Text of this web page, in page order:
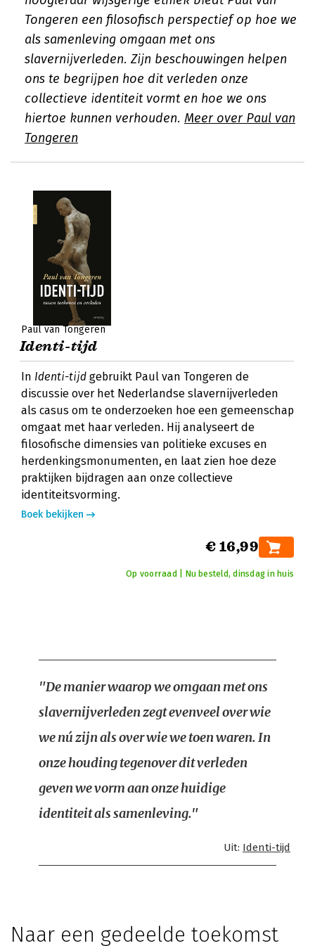
Tongeren een filosofisch perspectief op hoe we
als samenleving omgaan met ons
slavernijverleden. Zijn beschouwingen helpen
ons te begrijpen hoe dit verleden onze
collectieve identiteit vormt en hoe we ons
hiertoe kunnen verhouden. Meer over Paul van
Tongeren
Paul van Tongeren
Identi-tijd
In Identi-tijd gebruikt Paul van Tongeren de
discussie over het Nederlandse slavernijverleden
als casus om te onderzoeken hoe een gemeenschap
omgaat met haar verleden. Hij analyseert de
filosofische dimensies van politieke excuses en
herdenkingsmonumenten, en laat zien hoe deze
praktijken bijdragen aan onze collectieve
identiteitsvorming.
Boek bekijken
€ 16,99
Op voorraad | Nu besteld, dinsdag in huis
"De manier waarop we omgaan met ons
slavernijverleden zegt evenveel over wie
we nú zijn als over wie we toen waren. In
onze houding tegenover dit verleden
geven we vorm aan onze huidige
identiteit als samenleving."
Uit: Identi-tijd
Naar een gedeelde toekomst